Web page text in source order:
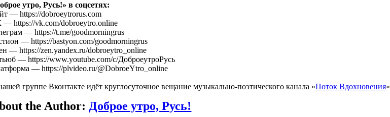
утро, Русь!» в соцсетях:
— https://dobroeytrorus.com
https://vk.com/dobroeytro.online
— https://t.me/goodmorningrus
— https://bastyon.com/goodmorningrus
— https://zen.yandex.ru/dobroeytro_online
— https://www.youtube.com/c/ДоброеутроРусь
— https://plvideo.ru/@DobroeYtro_online
группе Вконтакте идёт круглосуточное вещание музыкально-поэтического канала «Поток Вдохновения«
the Author:Доброе утро, Русь!